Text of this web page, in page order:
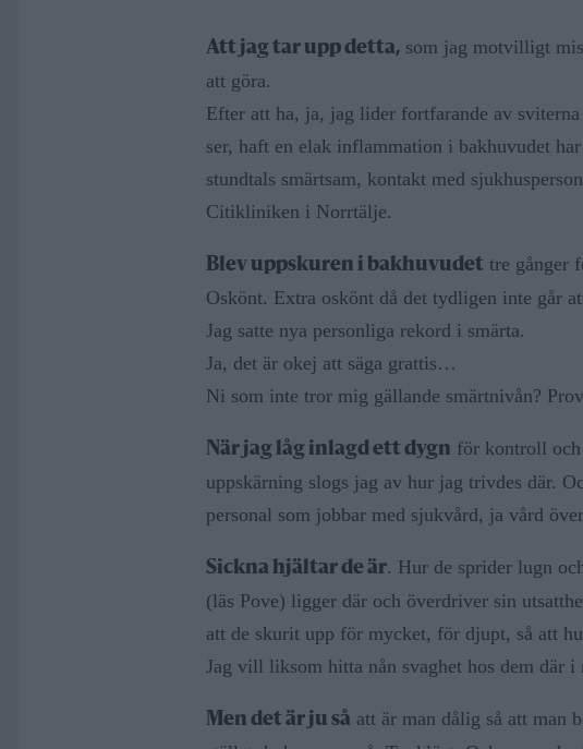
Att jag tar upp detta,som jag motvilligt
att göra.
Efter att ha, ja, jag lider fortfarande av
ser, haft en elak inflammation i bakhuvudet
stundtals smärtsam, kontakt med
Citikliniken i Norrtälje.
Blev uppskuren i bakhuvudet tre gånger
Oskönt. Extra oskönt då det tydligen inte går
Jag satte nya personliga rekord i smärta.
Ja, det är okej att säga grattis…
Ni som inte tror mig gällande smärtnivån?
När jag låg inlagd ett dygn för kontroll
uppskärning slogs jag av hur jag trivdes där.
personal som jobbar med sjukvård, ja vård
Sickna hjältar de är. Hur de sprider lugn
(läs Pove) ligger där och överdriver sin
att de skurit upp för mycket, för djupt, så att
Jag vill liksom hitta nån svaghet hos dem där i
Men det är ju såatt är man dålig så att man